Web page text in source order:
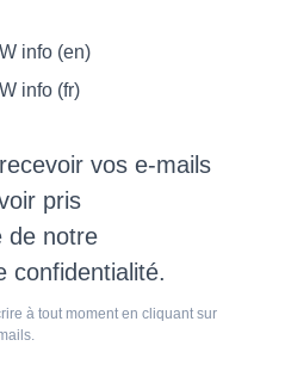
info (en)
info (fr)
vos e-mails
pris
de notre
confidentialité.
à tout moment en cliquant sur